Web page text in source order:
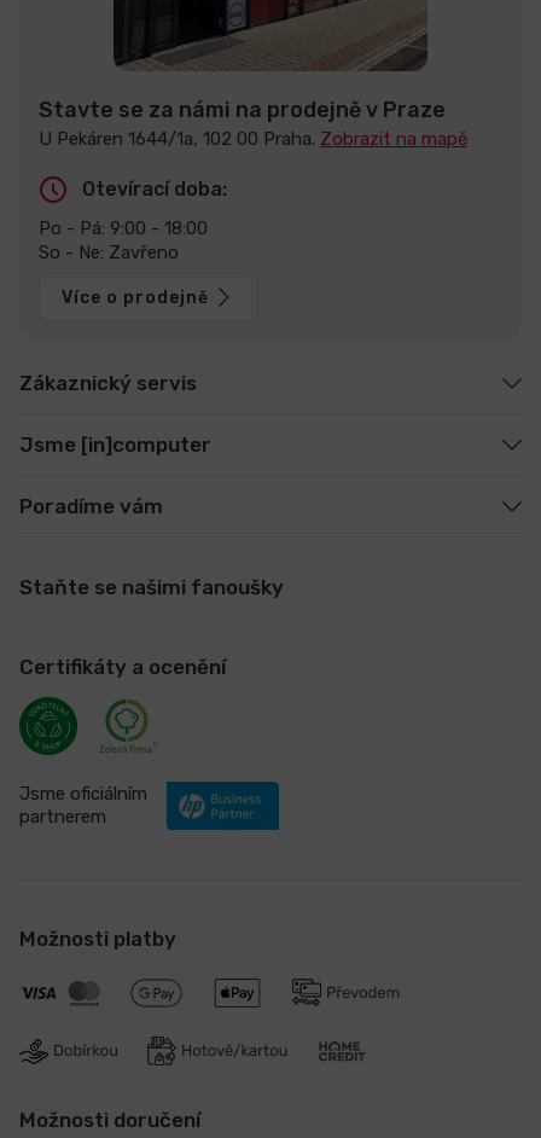
Stavte se za námi na prodejně v Praze
U Pekáren 1644/1a, 102 00 Praha. Zobrazit na mapě
Otevírací doba:
Po - Pá: 9:00 - 18:00
So - Ne: Zavřeno
Více o prodejně
Zákaznický servis
Jsme [in]computer
Poradíme vám
Staňte se našimi fanoušky
Certifikáty a ocenění
Jsme oficiálním
partnerem
Možnosti platby
Možnosti doručení